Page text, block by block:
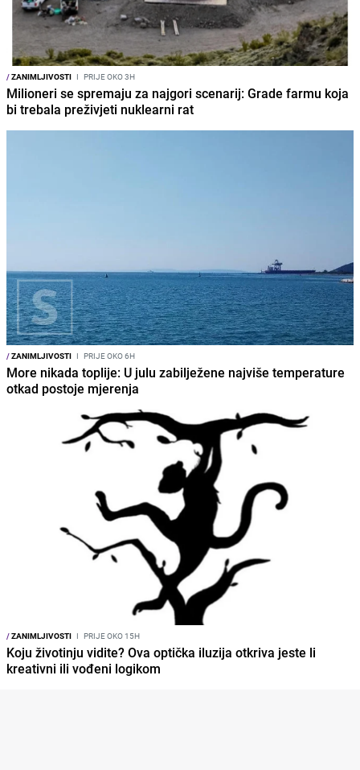
/ZANIMLJIVOSTI I PRIJE OKO 3H
Milioneri se spremaju za najgori scenarij: Grade farmu koja
bi trebala preživjeti nuklearni rat
/ZANIMLJIVOSTI I PRIJE OKO 6H
More nikada toplije: U julu zabilježene najviše temperature
otkad postoje mjerenja
/ZANIMLJIVOSTI I PRIJE OKO 15H
Koju životinju vidite? Ova optička iluzija otkriva jeste li
kreativni ili vođeni logikom